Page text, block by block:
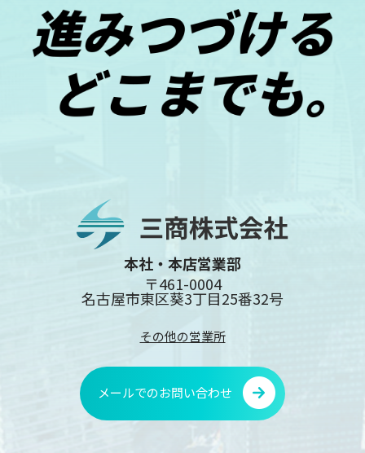
本社・本店営業部
〒461-0004
名古屋市東区葵3丁目25番32号
その他の営業所
メールでのお問い合わせ